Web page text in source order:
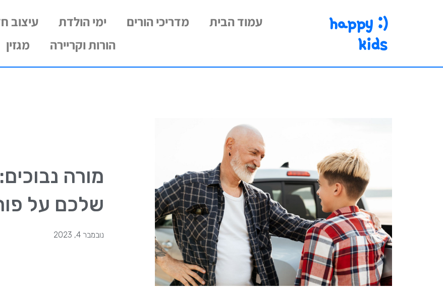
happy :)
kids
עמוד הבית מדריכי הורים ימי הולדת עיצוב
הורות וקריירה
מגזין
מורה
שלכם על
נובמבר 4, 2023